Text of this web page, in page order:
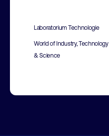
Laboratorium Technologie
World of Industry, Technology
& Science